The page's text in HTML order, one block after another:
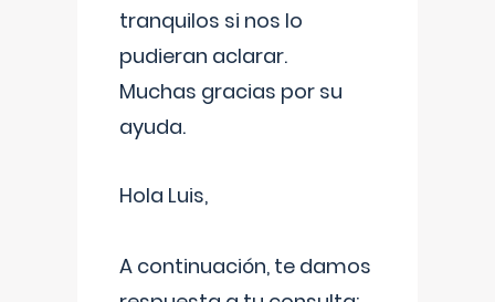
tranquilos si nos lo
pudieran aclarar.
Muchas gracias por su
ayuda.
Hola Luis,
A continuación, te damos